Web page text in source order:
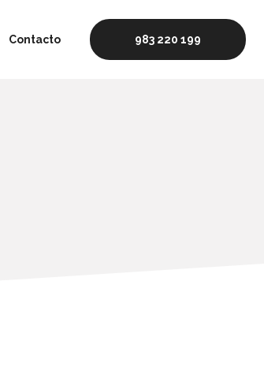
983 220 199
Contacto